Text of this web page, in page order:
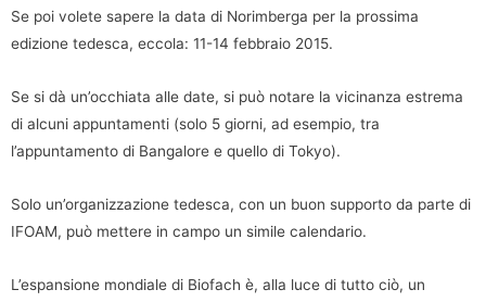
Se poi volete sapere la data di Norimberga per la prossima
edizione tedesca, eccola: 11-14 febbraio 2015.
Se si dà un’occhiata alle date, si può notare la vicinanza estrema
di alcuni appuntamenti (solo 5 giorni, ad esempio, tra
l’appuntamento di Bangalore e quello di Tokyo).
Solo un’organizzazione tedesca, con un buon supporto da parte di
IFOAM, può mettere in campo un simile calendario.
L’espansione mondiale di Biofach è, alla luce di tutto ciò, un